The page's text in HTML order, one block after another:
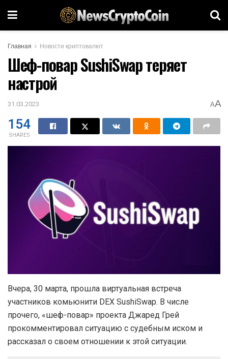
Главная Новости криптовалют
Шеф-повар SushiSwap теряет
настрой
31.03.2023 AA
154
SHARES
Вчера, 30 марта, прошла виртуальная встреча
участников комьюнити DEX SushiSwap. В числе
прочего, «шеф-повар» проекта Джаред Грей
прокомментировал ситуацию с судебным иском и
рассказал о своем отношении к этой ситуации.